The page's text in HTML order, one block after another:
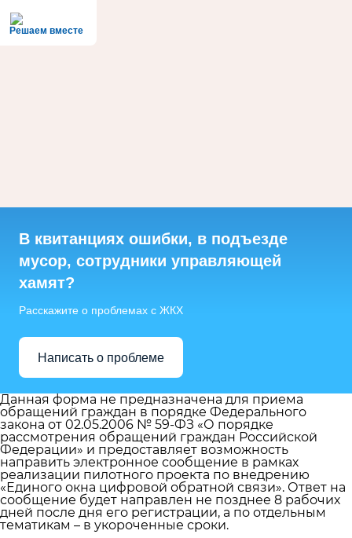
Решаем вместе
В квитанциях ошибки, в подъезде
мусор, сотрудники управляющей
хамят?
Расскажите о проблемах с ЖКХ
Написать о проблеме
Данная форма не предназначена для приема
обращений граждан в порядке Федерального
закона от 02.05.2006 № 59-ФЗ «О порядке
рассмотрения обращений граждан Российской
Федерации» и предоставляет возможность
направить электронное сообщение в рамках
реализации пилотного проекта по внедрению
«Единого окна цифровой обратной связи». Ответ на
сообщение будет направлен не позднее 8 рабочих
дней после дня его регистрации, а по отдельным
тематикам – в укороченные сроки.